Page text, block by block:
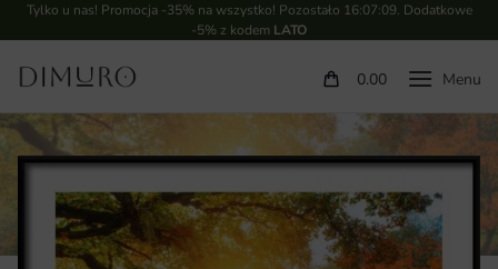
Tylko u nas! Promocja -35% na wszystko! Pozostało 16:07:08. Dodatkowe
-5% z kodem LATO
0.00